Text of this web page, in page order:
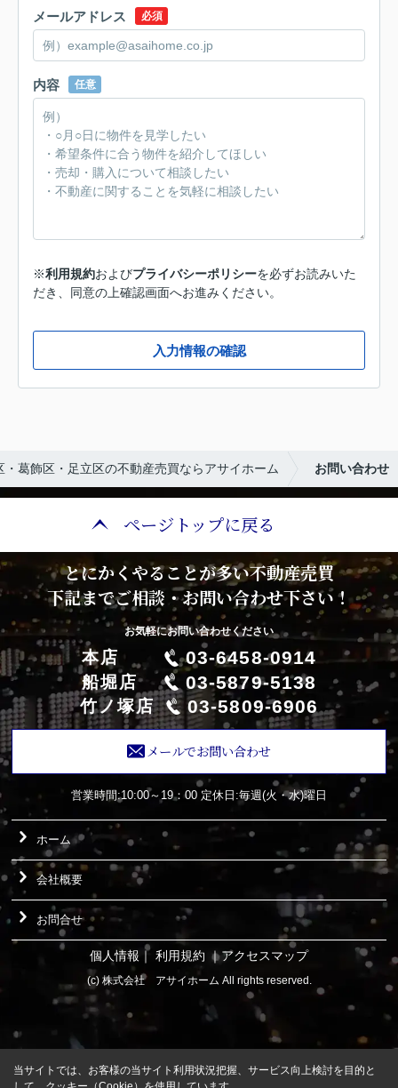
メールアドレス 必須
内容 任意
※利用規約およびプライバシーポリシーを必ずお読みいた
だき、同意の上確認画面へお進みください。
入力情報の確認
・葛飾区・足立区の不動産売買ならアサイホーム お問い合わせ
ページトップに戻る
とにかくやることが多い不動産売買
下記までご相談・お問い合わせ下さい！
お気軽にお問い合わせください
本店 03-6458-0914
船堀店 03-5879-5138
竹ノ塚店 03-5809-6906
メールでお問い合わせ
営業時間:10:00～19：00 定休日:毎週(火・水)曜日
ホーム
会社概要
お問合せ
個人情報 ｜ 利用規約 ｜アクセスマップ
(c) 株式会社 アサイホーム All rights reserved.
当サイトでは、お客様の当サイト利用状況把握、サービス向上検討を目的と